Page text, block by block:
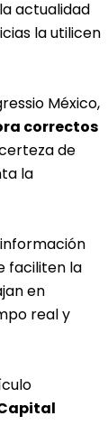
actualidad
la utilicen
México,
correctos
de
la
faciliten la
en
real y